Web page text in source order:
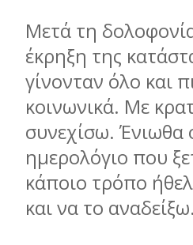
Μετά τη
έκρηξη της
γίνονταν όλο και
κοινωνικά. Με
συνεχίσω. Ένιωθα
ημερολόγιο που
κάποιο τρόπο
και να το αναδείξω.